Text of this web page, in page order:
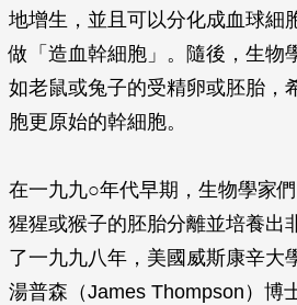
地增生，並且可以分化成血球細
做「造血幹細胞」。隨後，生物
如老鼠或兔子的受精卵或胚胎，
胞更原始的幹細胞。
在一九九○年代早期，生物學家
猩猩或猴子的胚胎分離並培養出
了一九九八年，美國威斯康辛大
湯普森（James Thompson）博